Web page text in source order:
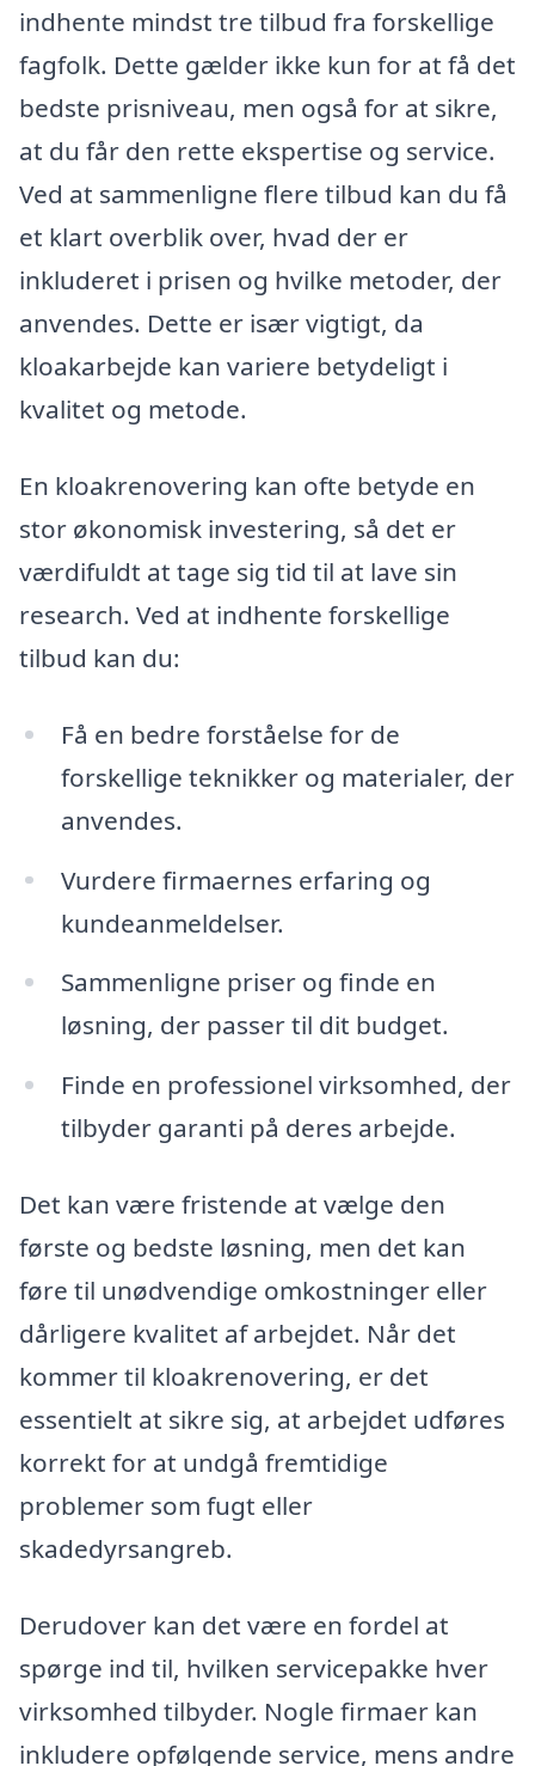
indhente mindst tre tilbud fra forskellige
fagfolk. Dette gælder ikke kun for at få det
bedste prisniveau, men også for at sikre,
at du får den rette ekspertise og service.
Ved at sammenligne flere tilbud kan du få
et klart overblik over, hvad der er
inkluderet i prisen og hvilke metoder, der
anvendes. Dette er især vigtigt, da
kloakarbejde kan variere betydeligt i
kvalitet og metode.
En kloakrenovering kan ofte betyde en
stor økonomisk investering, så det er
værdifuldt at tage sig tid til at lave sin
research. Ved at indhente forskellige
tilbud kan du:
Få en bedre forståelse for de
forskellige teknikker og materialer, der
anvendes.
Vurdere firmaernes erfaring og
kundeanmeldelser.
Sammenligne priser og finde en
løsning, der passer til dit budget.
Finde en professionel virksomhed, der
tilbyder garanti på deres arbejde.
Det kan være fristende at vælge den
første og bedste løsning, men det kan
føre til unødvendige omkostninger eller
dårligere kvalitet af arbejdet. Når det
kommer til kloakrenovering, er det
essentielt at sikre sig, at arbejdet udføres
korrekt for at undgå fremtidige
problemer som fugt eller
skadedyrsangreb.
Derudover kan det være en fordel at
spørge ind til, hvilken servicepakke hver
virksomhed tilbyder. Nogle firmaer kan
inkludere opfølgende service, mens andre